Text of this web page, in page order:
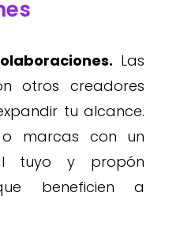
Las
otros creadores
tu alcance.
o marcas con un
tuyo y propón
beneficien a